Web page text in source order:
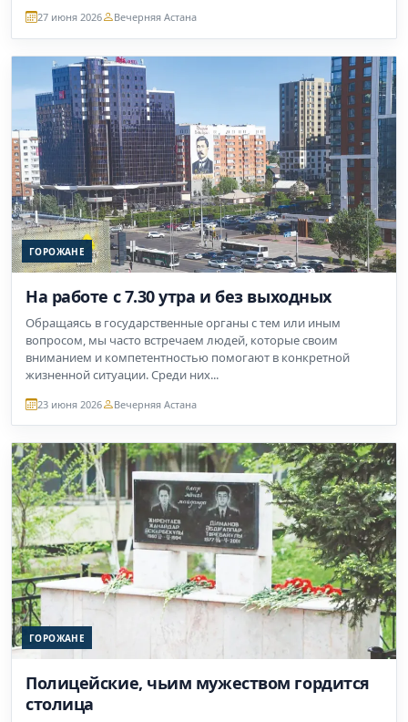
27 июня 2026 Вечерняя Астана
ГОРОЖАНЕ
На работе с 7.30 утра и без выходных
Обращаясь в государственные органы с тем или иным
вопросом, мы часто встречаем людей, которые своим
вниманием и компетентностью помогают в конкретной
жизненной ситуации. Среди них...
23 июня 2026 Вечерняя Астана
ГОРОЖАНЕ
Полицейские, чьим мужеством гордится
столица